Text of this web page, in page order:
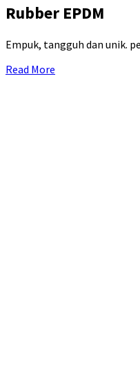
Rubber EPDM
Empuk, tangguh dan unik.
Read More